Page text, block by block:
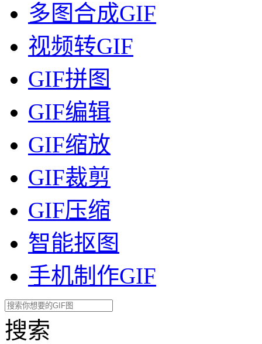
多图合成GIF
视频转GIF
GIF拼图
GIF编辑
GIF缩放
GIF裁剪
GIF压缩
智能抠图
手机制作GIF
搜索